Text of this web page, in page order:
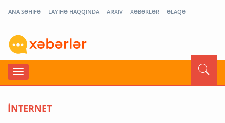
ANA SƏHİFƏ LAYİHƏ HAQQINDA ARXİV XƏBƏRLƏR ƏLAQƏ
İNTERNET